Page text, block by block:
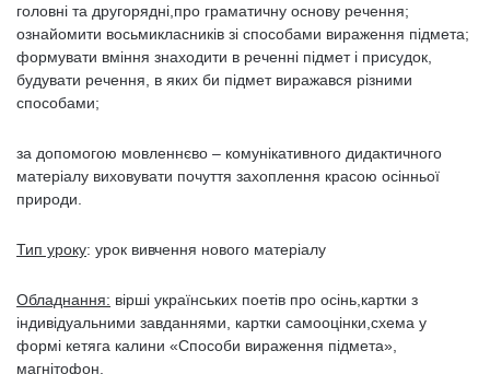
головні та другорядні,про граматичну основу речення;
ознайомити восьмикласників зі способами вираження підмета;
формувати вміння знаходити в реченні підмет і присудок,
будувати речення, в яких би підмет виражався різними
способами;
за допомогою мовленнєво – комунікативного дидактичного
матеріалу виховувати почуття захоплення красою осінньої
природи.
Тип уроку: урок вивчення нового матеріалу
Обладнання: вірші українських поетів про осінь,картки з
індивідуальними завданнями, картки самооцінки,схема у
формі кетяга калини «Способи вираження підмета»,
магнітофон.